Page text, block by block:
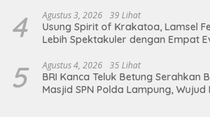
4 Agustus 3, 2026 39 Lihat
Usung Spirit of Krakatoa, Lamsel
Lebih Spektakuler dengan Empat
5 Agustus 4, 2026 35 Lihat
BRI Kanca Teluk Betung Serahkan
Masjid SPN Polda Lampung,